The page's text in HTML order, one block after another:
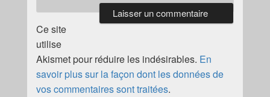
Ce site
utilise
Akismet pour réduire les indésirables. En
savoir plus sur la façon dont les données de
vos commentaires sont traitées.